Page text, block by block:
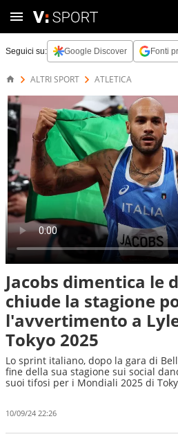
Seguici su: Google Discover Fonti
ALTRI SPORT ATLETICA
Jacobs dimentica le
chiude la stagione
l'avvertimento a
Tokyo 2025
Lo sprint italiano, dopo la gara di
fine della sua stagione sui social
suoi tifosi per i Mondiali 2025 di
10/09/24 22:26